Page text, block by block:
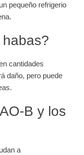
pequeño refrigerio
cantidades
daño, pero puede
B y los
a